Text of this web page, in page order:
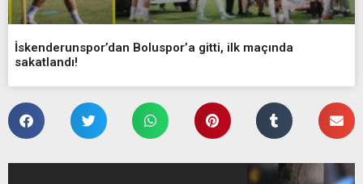
İskenderunspor’dan Boluspor’a gitti, ilk maçında
sakatlandı!